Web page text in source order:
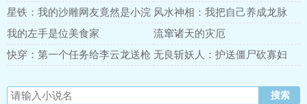
星铁：我的沙雕网友竟然是小浣
熊
风水神相：我把自己养成龙脉
我的左手是位美食家
流窜诸天的灾厄
快穿：第一个任务给李云龙送枪 无良斩妖人：护送僵尸砍寡妇